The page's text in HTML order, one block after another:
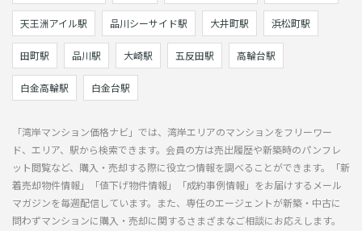
天王洲アイル駅 品川シーサイド駅 大井町駅 浜松町駅
田町駅 品川駅 大崎駅 五反田駅 高輪台駅
白金高輪駅 白金台駅
「湾岸マンション価格ナビ」では、湾岸エリアのマンションをフリーワー
ド、エリア、駅から検索できます。会員の方は売出履歴や新築時のパンフレ
ット閲覧など、購入・売却する際に役立つ情報を調べることができます。「新
着売却物件情報」「値下げ物件情報」「成約事例情報」をお届けするメール
マガジンを毎週配信しています。また、専任のエージェントが新築・中古に
問わずマンションに購入・売却に関するさまざまなご相談にお応えします。